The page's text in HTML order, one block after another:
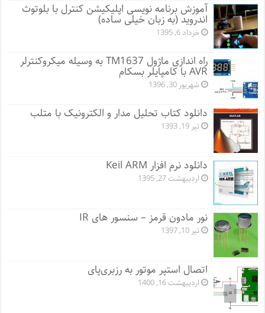
آموزش برنامه نویسی اپلیکیشن کنترل با بلوتوث
اندروید (به زبان خیلی ساده)
خرداد 6, 1395
راه اندازی ماژول TM1637 به وسیله میکروکنترلر
AVR با کامپایلر بسکام
شهریور 30, 1396
دانلود کتاب تحلیل مدار و الکترونیک با متلب
تیر 19, 1393
دانلود نرم افزار Keil ARM
اردیبهشت 27, 1395
نور مادون قرمز – سنسور های IR
تیر 10, 1397
اتصال استپر موتور به رزبری‌پای
اردیبهشت 16, 1400